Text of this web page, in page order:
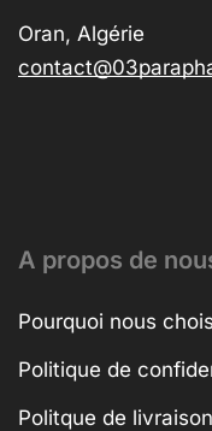
Oran, Algérie
A propos de
Pourquoi nous
Politique de
Politque de